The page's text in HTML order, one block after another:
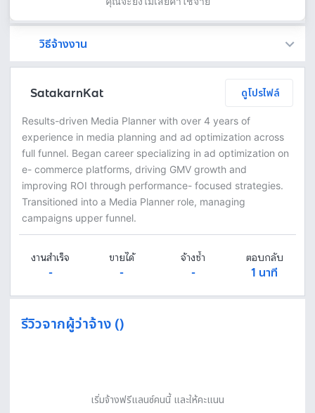
วิธีจ้างงาน
SatakarnKat ดูโปรไฟล์
Results-driven Media Planner with over 4 years of
experience in media planning and ad optimization across
full funnel. Began career specializing in ad optimization on
e- commerce platforms, driving GMV growth and
improving ROI through performance- focused strategies.
Transitioned into a Media Planner role, managing
campaigns upper funnel.
งานสำเร็จ
-
ขายได้
-
จ้างซ้ำ
-
ตอบกลับ
1 นาที
รีวิวจากผู้ว่าจ้าง ()
เริ่มจ้างฟรีแลนซ์คนนี้ และให้คะแนน